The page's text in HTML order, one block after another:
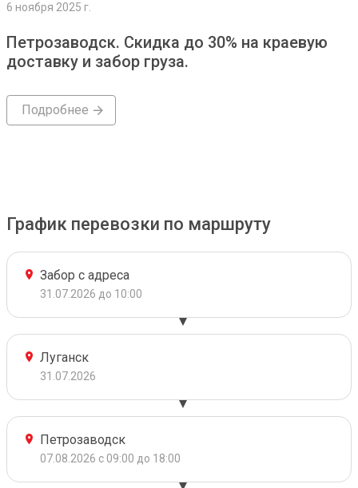
6 ноября 2025 г.
Петрозаводск. Скидка до 30% на краевую
доставку и забор груза.
Подробнее
График перевозки по маршруту
Забор с адреса
31.07.2026 до 10:00
Луганск
31.07.2026
Петрозаводск
07.08.2026 с 09:00 до 18:00